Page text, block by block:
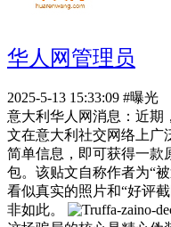
华人网管理员
2025-5-13 15:33:09 #曝光
意大利华人网消息：近期
文在意大利社交网络上广
简单信息，即可获得一款
包。该贴文自称作者为“
看似真实的照片和“好评
非如此。